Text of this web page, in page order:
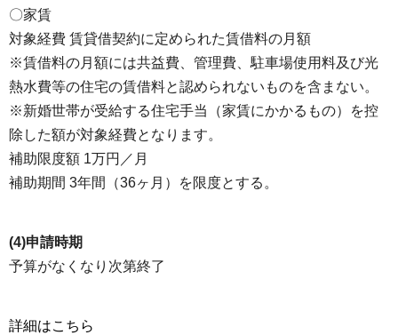
〇家賃
対象経費 賃貸借契約に定められた賃借料の月額
※賃借料の月額には共益費、管理費、駐車場使用料及び光
熱水費等の住宅の賃借料と認められないものを含まない。
※新婚世帯が受給する住宅手当（家賃にかかるもの）を控
除した額が対象経費となります。
補助限度額 1万円／月
補助期間 3年間（36ヶ月）を限度とする。
(4)申請時期
予算がなくなり次第終了
詳細はこちら